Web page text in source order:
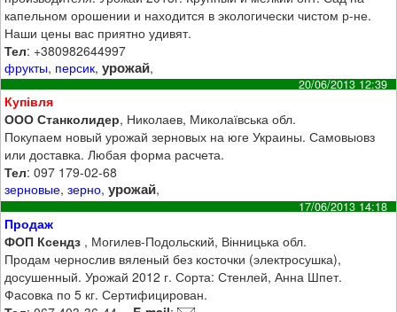
капельном орошении и находится в экологически чистом р-не.
Наши цены вас приятно удивят.
Тел: +380982644997
фрукты, персик,урожай,
20/06/2013 12:39
Купівля
ООО Станколидер, Николаев, Миколаївська обл.
Покупаем новый урожай зерновых на юге Украины. Самовыовз
или доставка. Любая форма расчета.
Тел: 097 179-02-68
зерновые,зерно,урожай,
17/06/2013 14:18
Продаж
ФОП Ксендз , Могилев-Подольский, Вінницька обл.
Продам чернослив вяленый без косточки (электросушка),
досушенный. Урожай 2012 г. Сорта: Стенлей, Анна Шпет.
Фасовка по 5 кг. Сертифицирован.